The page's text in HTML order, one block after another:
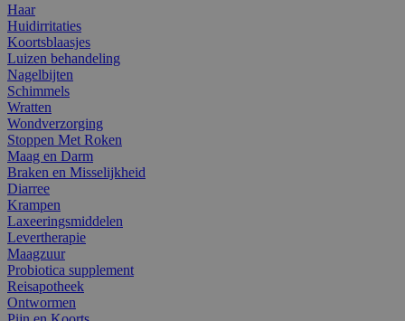
Haar
Huidirritaties
Koortsblaasjes
Luizen behandeling
Nagelbijten
Schimmels
Wratten
Wondverzorging
Stoppen Met Roken
Maag en Darm
Braken en Misselijkheid
Diarree
Krampen
Laxeeringsmiddelen
Levertherapie
Maagzuur
Probiotica supplement
Reisapotheek
Ontwormen